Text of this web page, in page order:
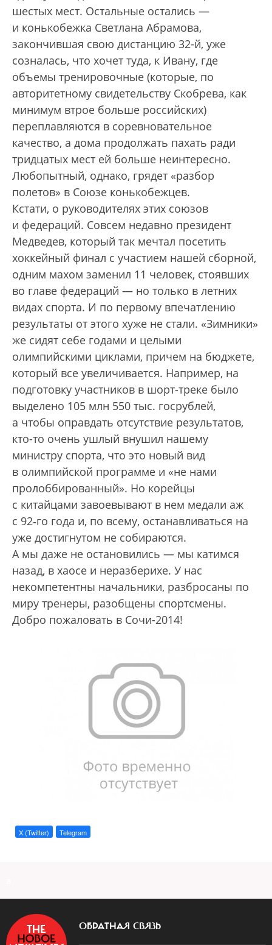
шестых мест. Остальные остались —
и конькобежка Светлана Абрамова,
закончившая свою дистанцию 32-й, уже
созналась, что хочет туда, к Ивану, где
объемы тренировочные (которые, по
авторитетному свидетельству Скобрева, как
минимум втрое больше российских)
переплавляются в соревновательное
качество, а дома продолжать пахать ради
тридцатых мест ей больше неинтересно.
Любопытный, однако, грядет «разбор
полетов» в Союзе конькобежцев.
Кстати, о руководителях этих союзов
и федераций. Совсем недавно президент
Медведев, который так мечтал посетить
хоккейный финал с участием нашей сборной,
одним махом заменил 11 человек, стоявших
во главе федераций — но только в летних
видах спорта. И по первому впечатлению
результаты от этого хуже не стали. «Зимники»
же сидят себе годами и целыми
олимпийскими циклами, причем на бюджете,
который все увеличивается. Например, на
подготовку участников в шорт-треке было
выделено 105 млн 550 тыс. госрублей,
а чтобы оправдать отсутствие результатов,
кто-то очень ушлый внушил нашему
министру спорта, что это новый вид
в олимпийской программе и «не нами
пролоббированный». Но корейцы
с китайцами завоевывают в нем медали аж
с 92‑го года и, по всему, останавливаться на
уже достигнутом не собираются.
А мы даже не остановились — мы катимся
назад, в хаосе и неразберихе. У нас
некомпетентны начальники, разбросаны по
миру тренеры, разобщены спортсмены.
Добро пожаловать в Сочи-2014!
X (Twitter) Telegram
ОБРАТНАЯ СВЯЗЬ